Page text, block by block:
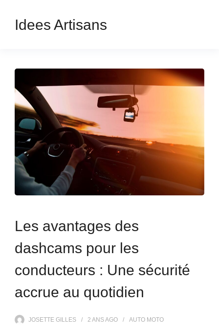
Idees Artisans
Les avantages des
dashcams pour les
conducteurs : Une sécurité
accrue au quotidien
JOSETTE GILLES 2 ANSAGO AUTO MOTO